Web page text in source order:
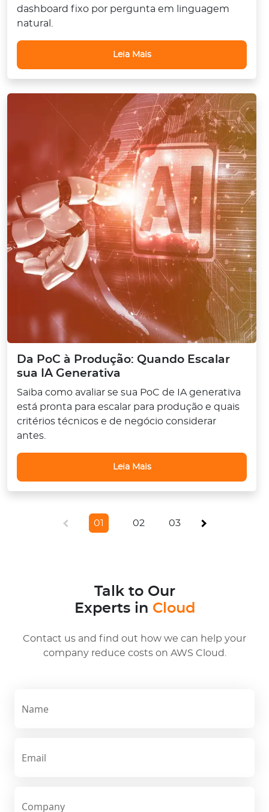
dashboard fixo por pergunta em linguagem
natural.
Leia Mais
Da PoC à Produção: Quando Escalar
sua IA Generativa
Saiba como avaliar se sua PoC de IA generativa
está pronta para escalar para produção e quais
critérios técnicos e de negócio considerar
antes.
Leia Mais
01 02 03
Talk to Our
Experts in Cloud
Contact us and find out how we can help your
company reduce costs on AWS Cloud.